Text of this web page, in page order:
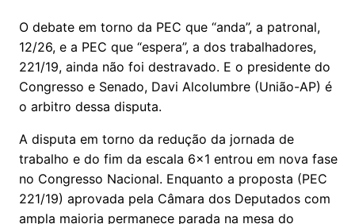
O debate em torno da PEC que “anda”, a patronal,
12/26, e a PEC que “espera”, a dos trabalhadores,
221/19, ainda não foi destravado. E o presidente do
Congresso e Senado, Davi Alcolumbre (União-AP) é
o arbitro dessa disputa.
A disputa em torno da redução da jornada de
trabalho e do fim da escala 6x1 entrou em nova fase
no Congresso Nacional. Enquanto a proposta (PEC
221/19) aprovada pela Câmara dos Deputados com
ampla maioria permanece parada na mesa do